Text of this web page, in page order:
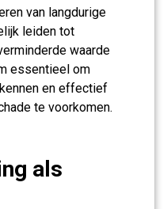
van langdurige
leiden tot
waarde
essentieel om
en effectief
te voorkomen.
als